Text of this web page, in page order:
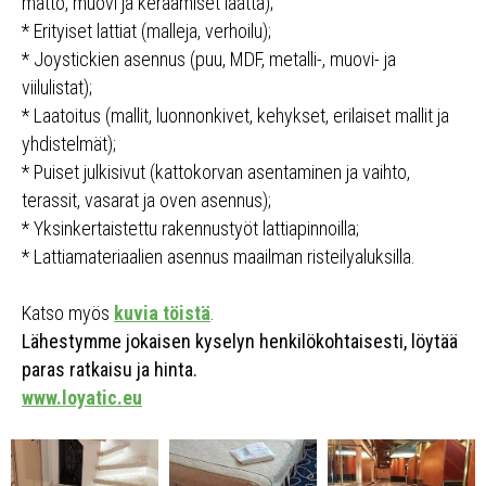
* Erityiset lattiat (malleja, verhoilu);
* Joystickien asennus (puu, MDF, metalli-, muovi- ja
viilulistat);
* Laatoitus (mallit, luonnonkivet, kehykset, erilaiset mallit ja
yhdistelmät);
* Puiset julkisivut (kattokorvan asentaminen ja vaihto,
terassit, vasarat ja oven asennus);
* Yksinkertaistettu rakennustyöt lattiapinnoilla;
* Lattiamateriaalien asennus maailman risteilyaluksilla.
Katso myös kuvia töistä
Lähestymme jokaisen kyselyn henkilökohtaisesti, löytää
paras ratkaisu ja hinta.
www.loyatic.eu